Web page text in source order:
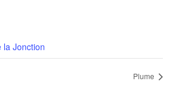
la Jonction
Plume